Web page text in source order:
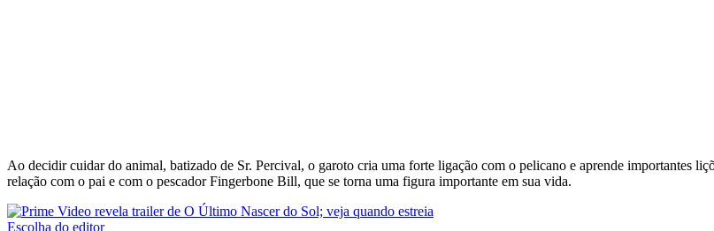
Ao decidir cuidar do animal, batizado de Sr. Percival, o garoto cria uma forte ligação com o pelicano e aprende importantes
relação com o pai e com o pescador Fingerbone Bill, que se torna uma figura importante em sua vida.
Escolha do editor